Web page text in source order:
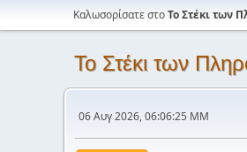
Καλωσορίσατε στοΤο Στέκι των
Το Στέκι των
06 Αυγ 2026, 06:06:25 ΜΜ